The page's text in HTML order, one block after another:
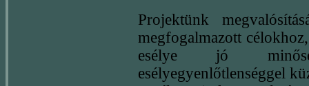
Projektünk
megfogalmazott
esélye jó
esélyegyenlőtlenséggel